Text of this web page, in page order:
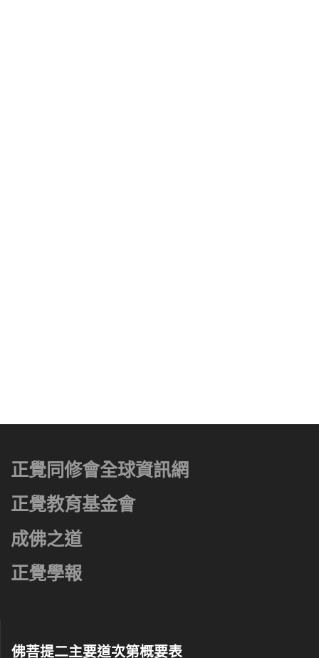
正覺同修會全球資訊網
正覺教育基金會
成佛之道
正覺學報
佛菩提二主要道次第概要表